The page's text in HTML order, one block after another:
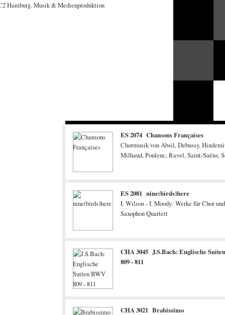
ES 2074 Chansons Françaises
Chormusik von Absil, Debussy,
Milhaud, Poulenc, Ravel, Saint-Saëns,
ES 2081 nine(birds)here
I. Wilson - I. Moody: Werke für Chor und
Saxophon Quartett
CHA 3045 J.S.Bach: Englische
809 - 811
CHA 3021 Brabissimo